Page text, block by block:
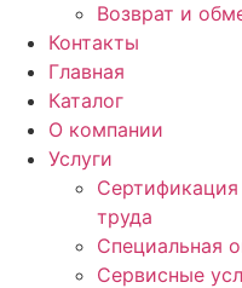
Возврат и
Контакты
Главная
Каталог
О компании
Услуги
труда
Специальная
Сервисные